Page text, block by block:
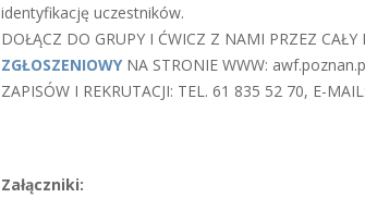
identyfikację uczestników.
DOŁĄCZ DO GRUPY I ĆWICZ Z NAMI PRZEZ
ZGŁOSZENIOWYNA STRONIE WWW:
ZAPISÓW I REKRUTACJI: TEL. 61 835 52 70, E-MAIL:
Załączniki: